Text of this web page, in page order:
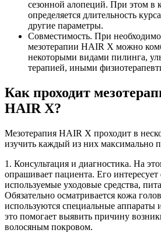
сезонной алопеций. При этом в
определяется длительность
другие параметры.
Совместимость. При
мезотерапии HAIR X можно
некоторыми видами пилинга,
терапией, иными
Как проходит
HAIR X?
Мезотерапия HAIR X проходит в
изучить каждый из них максимально
1. Консультация и диагностика. На
опрашивает пациента. Его интересует
используемые уходовые средства,
Обязательно осматривается кожа
используются специальные аппараты
это помогает выявить причину
волосяным покровом.